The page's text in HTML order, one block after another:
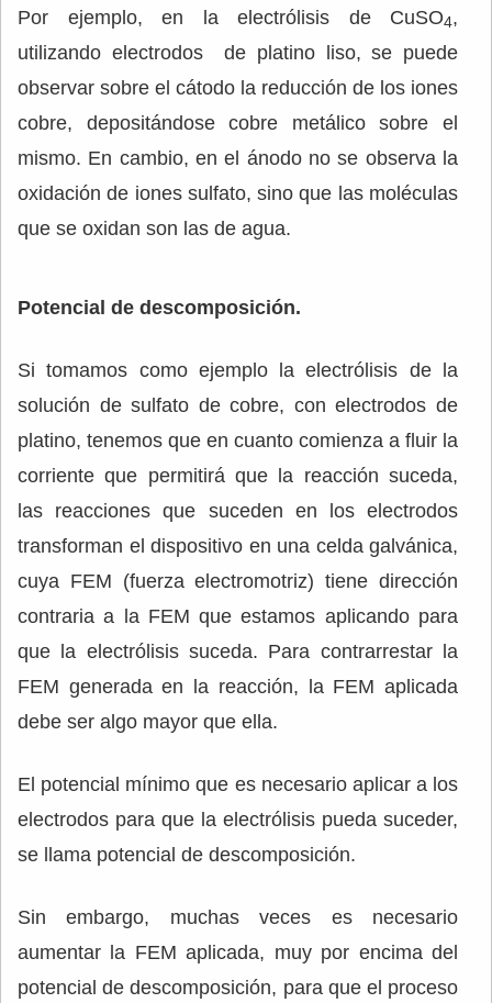
Por ejemplo, en la electrólisis de CuSO4,
utilizando electrodos de platino liso, se puede
observar sobre el cátodo la reducción de los iones
cobre, depositándose cobre metálico sobre el
mismo. En cambio, en el ánodo no se observa la
oxidación de iones sulfato, sino que las moléculas
que se oxidan son las de agua.
Potencial de descomposición.
Si tomamos como ejemplo la electrólisis de la
solución de sulfato de cobre, con electrodos de
platino, tenemos que en cuanto comienza a fluir la
corriente que permitirá que la reacción suceda,
las reacciones que suceden en los electrodos
transforman el dispositivo en una celda galvánica,
cuya FEM (fuerza electromotriz) tiene dirección
contraria a la FEM que estamos aplicando para
que la electrólisis suceda. Para contrarrestar la
FEM generada en la reacción, la FEM aplicada
debe ser algo mayor que ella.
El potencial mínimo que es necesario aplicar a los
electrodos para que la electrólisis pueda suceder,
se llama potencial de descomposición.
Sin embargo, muchas veces es necesario
aumentar la FEM aplicada, muy por encima del
potencial de descomposición, para que el proceso